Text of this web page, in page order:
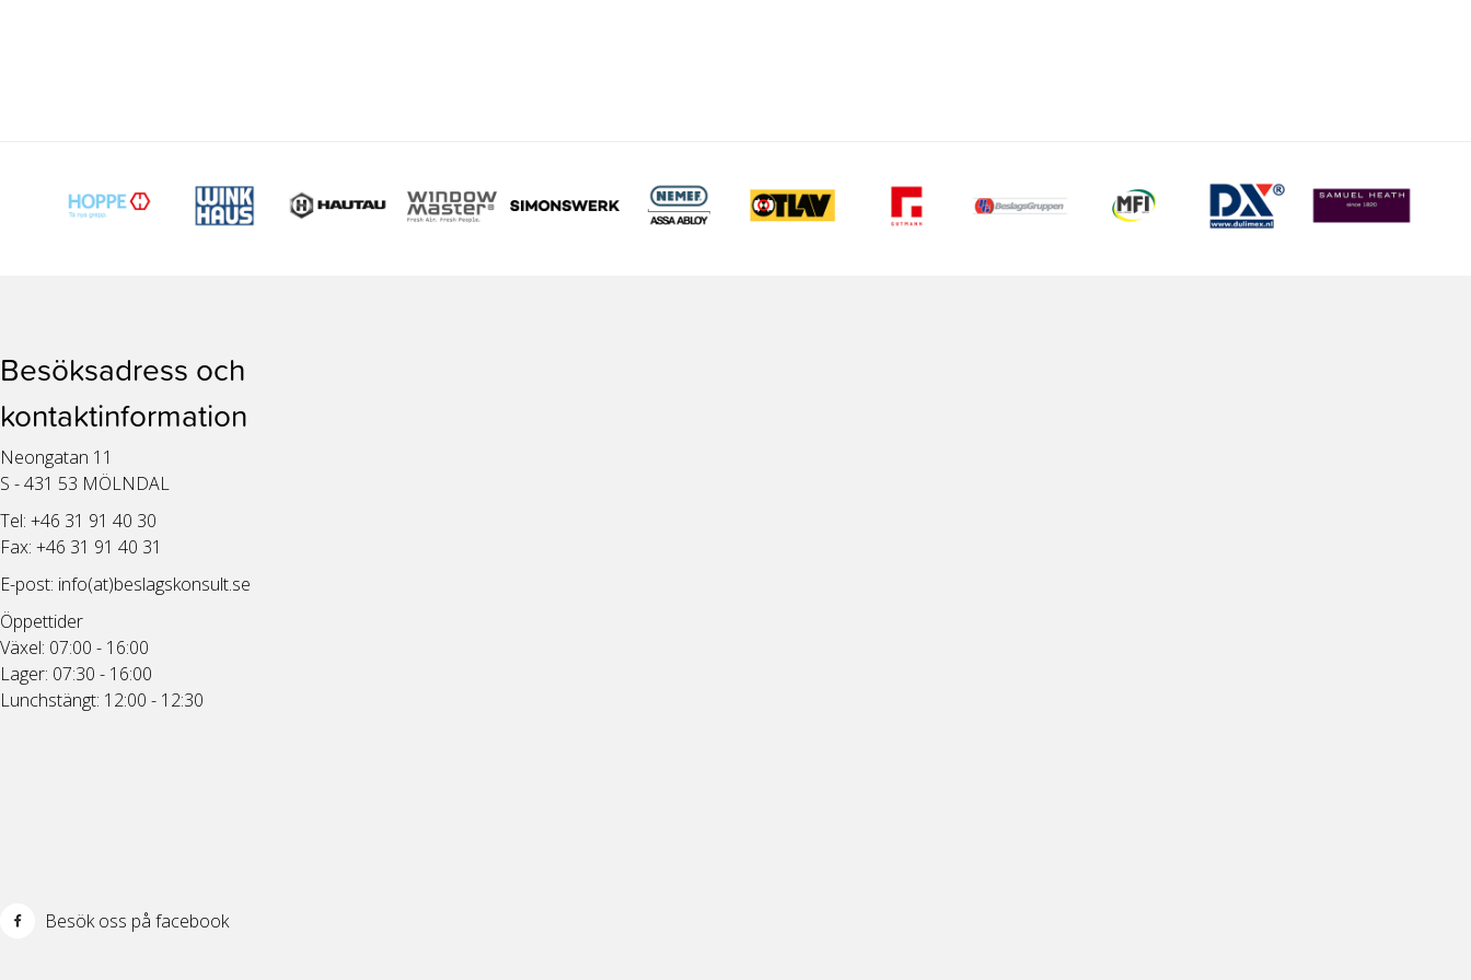
Besöksadress och
kontaktinformation
Neongatan 11
S - 431 53 MÖLNDAL
Tel: +46 31 91 40 30
Fax: +46 31 91 40 31
E-post: info(at)beslagskonsult.se
Öppettider
Växel: 07:00 - 16:00
Lager: 07:30 - 16:00
Lunchstängt: 12:00 - 12:30
Besök oss på facebook